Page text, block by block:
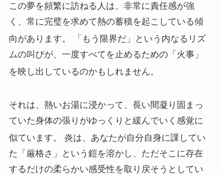
この夢を頻繁に訪ねる人は、非常に責任感が強
く、常に完璧を求めて熱の蓄積を起こしている傾
向があります。
「もう限界だ」という内なるリズ
ムの叫びが、一度すべてを止めるための「火事」
を映し出しているのかもしれません。
それは、熱いお湯に浸かって、長い間凝り固まっ
ていた身体の張りがゆっくりと緩んでいく感覚に
似ています。
炎は、あなたが自分自身に課してい
た「厳格さ」という鎧を溶かし、ただそこに存在
するだけの柔らかい感受性を取り戻そうとしてい